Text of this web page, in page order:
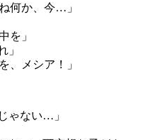
何か、今…」
を」
」
、メシア！」
ゃない…」